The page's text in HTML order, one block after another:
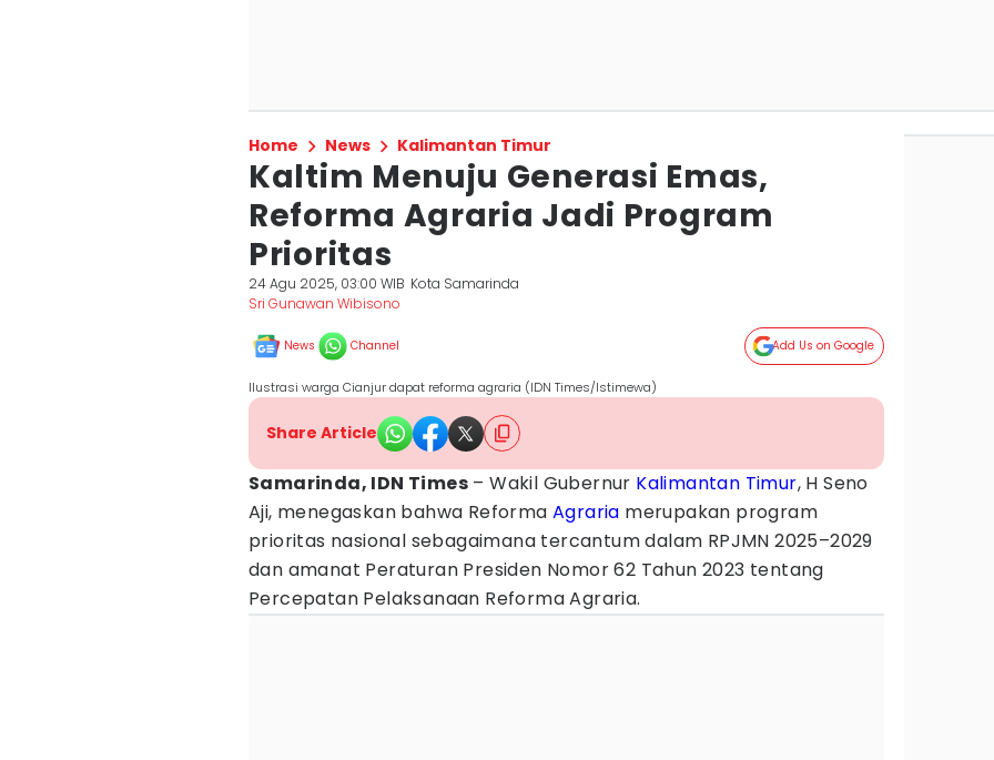
Home News Kalimantan Timur
Kaltim Menuju Generasi Emas,
Reforma Agraria Jadi Program
Prioritas
24 Agu 2025, 03:00 WIB Kota Samarinda
Sri Gunawan Wibisono
News Channel Add Us on Google
Ilustrasi warga Cianjur dapat reforma agraria (IDN Times/Istimewa)
Share Article
Samarinda, IDN Times – Wakil Gubernur Kalimantan Timur, H Seno
Aji, menegaskan bahwa Reforma Agraria merupakan program
prioritas nasional sebagaimana tercantum dalam RPJMN 2025–2029
dan amanat Peraturan Presiden Nomor 62 Tahun 2023 tentang
Percepatan Pelaksanaan Reforma Agraria.